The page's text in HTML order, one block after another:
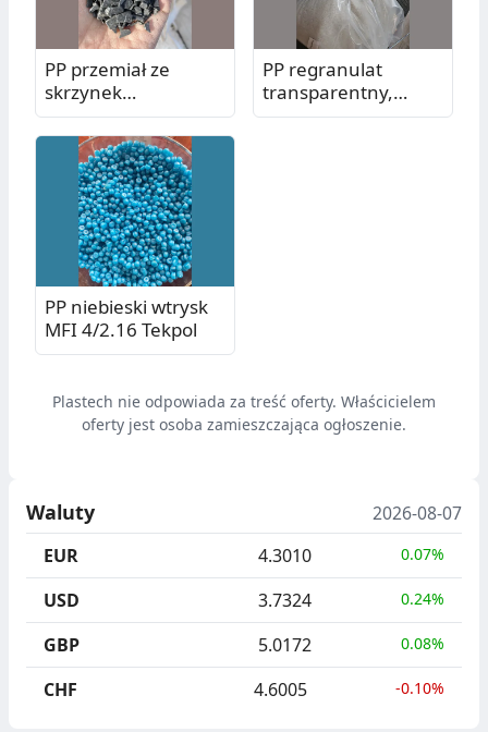
PP przemiał ze
skrzynek
owocowych
PP regranulat
transparentny,
wtrysk, MFI 7-8
PP niebieski wtrysk
MFI 4/2.16 Tekpol
Plastech nie odpowiada za treść oferty. Właścicielem
oferty jest osoba zamieszczająca ogłoszenie.
Waluty
2026-08-07
EUR
4.3010 0.07%
USD 3.7324 0.24%
GBP 5.0172 0.08%
CHF 4.6005 -0.10%